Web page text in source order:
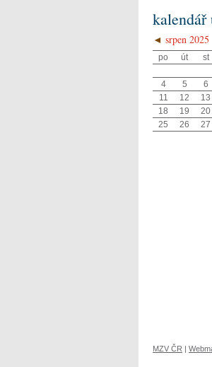
kalendář
◄ srpen 2025
po út st
4
5 6
11
12 13
18
19 20
25
26 27
MZV ČR |